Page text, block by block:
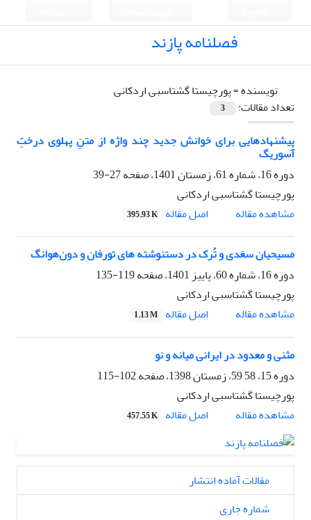
فصلنامه پازند
نویسنده =پورچیستا گشتاسبی اردکانی
تعداد مقالات:
3
پیشنهادهایی برای خوانش جدید چند واژه از متنِ پهلوی درختِ
آسوریگ
دوره 16، شماره 61، زمستان 1401، صفحه
27-39
پورچیستا گشتاسبی اردکانی
مشاهده مقاله
اصل مقاله 395.93 K
مسیحیان سغدی و تُرک در دستنوشته های تورفان و دون‌هوانگ
دوره 16، شماره 60، پاییز 1401، صفحه
119-135
پورچیستا گشتاسبی اردکانی
مشاهده مقاله
اصل مقاله 1.13 M
مثنی و معدود در ایرانی میانه و نو
دوره 15، 58 59، زمستان 1398، صفحه
102-115
پورچیستا گشتاسبی اردکانی
مشاهده مقاله
اصل مقاله 457.55 K
مقالات آماده انتشار
شماره جاری